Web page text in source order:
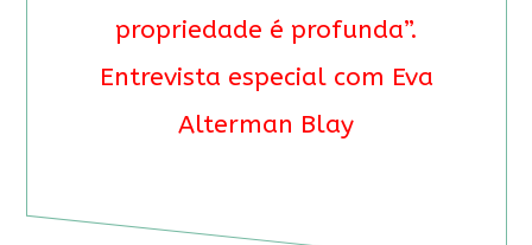
propriedade é profunda”.
Entrevista especial com Eva
Alterman Blay